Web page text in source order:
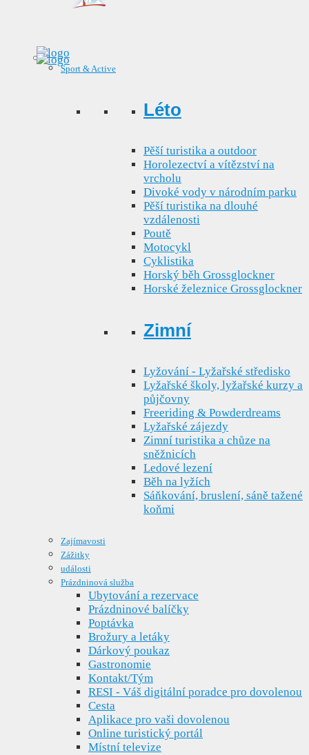
Sport & Active
Léto
Pěší turistika a outdoor
Horolezectví a vítězství na
vrcholu
Divoké vody v národním parku
Pěší turistika na dlouhé
vzdálenosti
Poutě
Motocykl
Cyklistika
Horský běh Grossglockner
Horské železnice Grossglockner
Zimní
Lyžování - Lyžařské středisko
Lyžařské školy, lyžařské kurzy a
půjčovny
Freeriding & Powderdreams
Lyžařské zájezdy
Zimní turistika a chůze na
sněžnicích
Ledové lezení
Běh na lyžích
Sáňkování, bruslení, sáně tažené
koňmi
Zajímavosti
Zážitky
události
Prázdninová služba
Ubytování a rezervace
Prázdninové balíčky
Poptávka
Brožury a letáky
Dárkový poukaz
Gastronomie
Kontakt/Tým
RESI - Váš digitální poradce pro dovolenou
Cesta
Aplikace pro vaši dovolenou
Online turistický portál
Místní televize